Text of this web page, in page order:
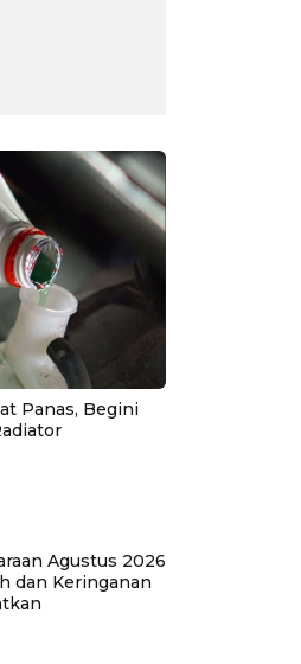
Panas, Begini
Agustus 2026
dan Keringanan